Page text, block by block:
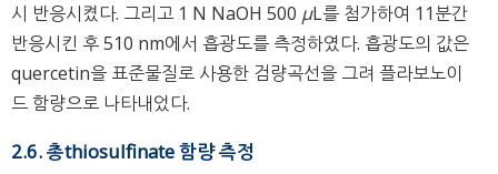
시 반응시켰다. 그리고 1 N NaOH 500 μL를 첨가하여 11분간
반응시킨 후 510 nm에서 흡광도를 측정하였다. 흡광도의 값은
quercetin을 표준물질로 사용한 검량곡선을 그려 플라보노이
드 함량으로 나타내었다.
2.6. 총thiosulfinate 함량 측정